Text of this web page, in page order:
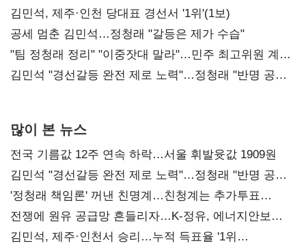
0.86%p(2보)
김민석, 제주·인천 당대표 경선서 '1위'(1보)
공세 멈춘 김민석…정청래 "갈등은 제가 수습"
"팀 정청래 정리" "이중잣대 말라"…민주 최고위원 계파
다툼 격화
김민석 "경선갈등 완전 제로 노력"…정청래 "반명 공세
많이 본 뉴스
전국 기름값 12주 연속 하락…서울 휘발윳값 1909원
김민석 "경선갈등 완전 제로 노력"…정청래 "반명 공세
사과부터"
'정청래 책임론' 꺼낸 친명계…친청계는 추가투표
때리기
전쟁에 원유 공급망 흔들리자…K-정유, 에너지안보
핵심으로 재부상
김민석, 제주·인천서 승리…누적 득표율 '1위